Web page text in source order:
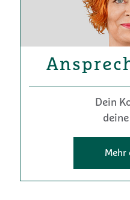
Dein
Mehr